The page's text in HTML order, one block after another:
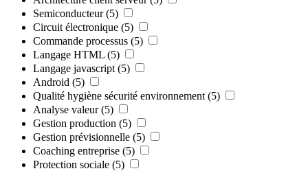
Semiconducteur (5)
Circuit électronique (5)
Commande processus (5)
Langage HTML (5)
Langage javascript (5)
Android (5)
Qualité hygiène sécurité environnement (5)
Analyse valeur (5)
Gestion production (5)
Gestion prévisionnelle (5)
Coaching entreprise (5)
Protection sociale (5)